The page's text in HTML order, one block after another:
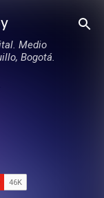
Medio
Bogotá.